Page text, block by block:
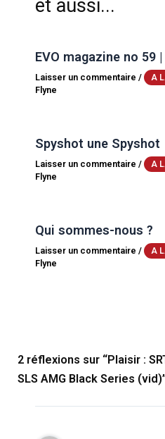
et aussi...
EVO magazine no 59
Laisser un commentaire / A
Flyne
Spyshot une Spyshot
Laisser un commentaire / A
Flyne
Qui sommes-nous ?
Laisser un commentaire / A
Flyne
2 réflexions sur “Plaisir :
SLS AMG Black Series